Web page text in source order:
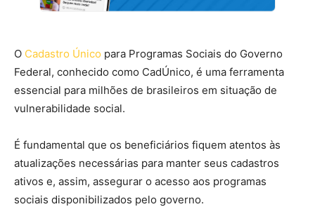
O Cadastro Único para Programas Sociais do Governo
Federal, conhecido como CadÚnico, é uma ferramenta
essencial para milhões de brasileiros em situação de
vulnerabilidade social.
É fundamental que os beneficiários fiquem atentos às
atualizações necessárias para manter seus cadastros
ativos e, assim, assegurar o acesso aos programas
sociais disponibilizados pelo governo.